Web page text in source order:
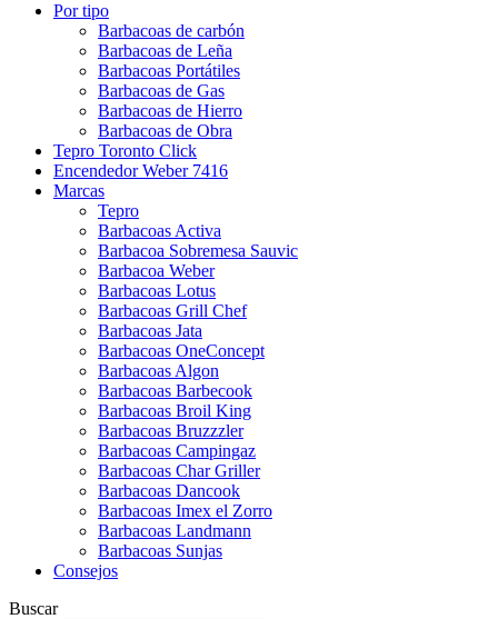
Por tipo
Barbacoas de carbón
Barbacoas de Leña
Barbacoas Portátiles
Barbacoas de Gas
Barbacoas de Hierro
Barbacoas de Obra
Tepro Toronto Click
Encendedor Weber 7416
Marcas
Tepro
Barbacoas Activa
Barbacoa Sobremesa Sauvic
Barbacoa Weber
Barbacoas Lotus
Barbacoas Grill Chef
Barbacoas Jata
Barbacoas OneConcept
Barbacoas Algon
Barbacoas Barbecook
Barbacoas Broil King
Barbacoas Bruzzzler
Barbacoas Campingaz
Barbacoas Char Griller
Barbacoas Dancook
Barbacoas Imex el Zorro
Barbacoas Landmann
Barbacoas Sunjas
Consejos
Buscar